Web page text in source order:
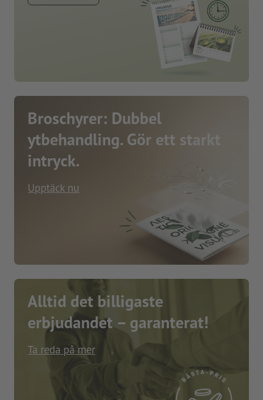
Broschyrer: Dubbel
ytbehandling. Gör ett starkt
intryck.
Upptäck nu
Alltid det billigaste
erbjudandet – garanterat!
Ta reda på mer